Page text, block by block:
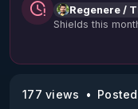
Regenere /
Shields this
177 views